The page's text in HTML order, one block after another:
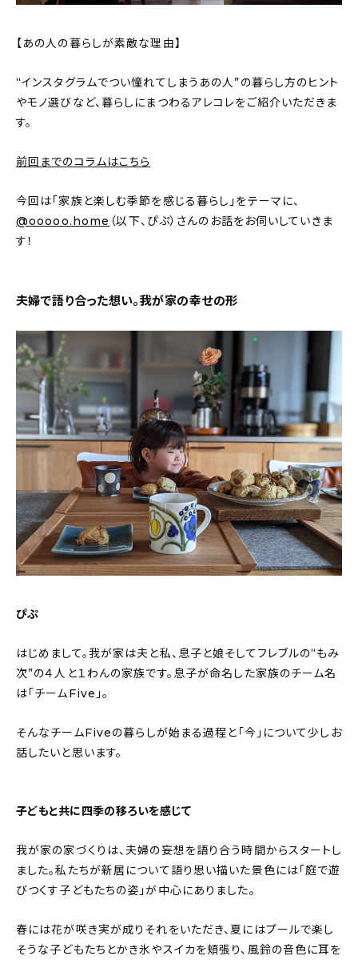
暮らし
daily mukuri/ アイテム
人気の記事
おすすめの記事
インテリア
日用品
キッチン
キッズ
会社概要
プライバシーポリシー
【あの人の暮らしが素敵な理由】
“インスタグラムでつい憧れてしまうあの人”の暮らし方のヒント
やモノ選びなど、暮らしにまつわるアレコレをご紹介いただきま
す。
前回までのコラムはこちら
今回は「家族と楽しむ季節を感じる暮らし」をテーマに、
@ooooo.home （以下、ぴぷ）さんのお話をお伺いしていきま
す！
夫婦で語り合った想い。我が家の幸せの形
ぴぷ
はじめまして。我が家は夫と私、息子と娘そしてフレブルの“もみ
次”の４人と１わんの家族です。息子が命名した家族のチーム名
は「チームFive」。
そんなチームFiveの暮らしが始まる過程と「今」について少しお
話したいと思います。
子どもと共に四季の移ろいを感じて
我が家の家づくりは、夫婦の妄想を語り合う時間からスタートし
ました。私たちが新居について語り思い描いた景色には「庭で遊
びつくす子どもたちの姿」が中心にありました。
春には花が咲き実が成りそれをいただき、夏にはプールで楽し
そうな子どもたちとかき氷やスイカを頬張り、風鈴の音色に耳を